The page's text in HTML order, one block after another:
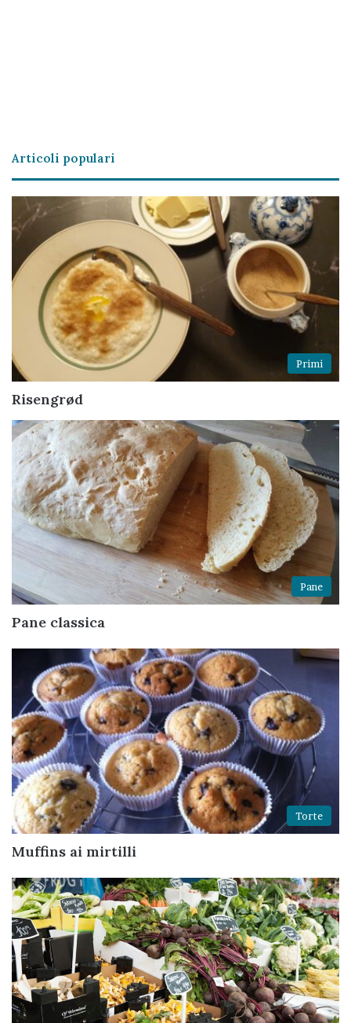
Articoli populari
Primi
Risengrød
Pane
Pane classica
Torte
Muffins ai mirtilli